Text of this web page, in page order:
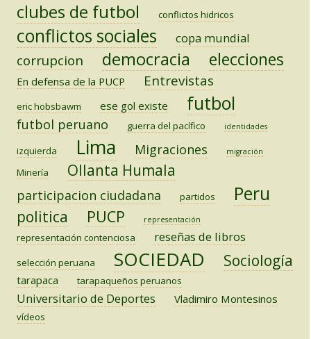
clubes de futbol conflictos hidricos
conflictos sociales copa mundial
corrupcion democracia elecciones
En defensa de la PUCP Entrevistas
eric hobsbawm ese gol existe futbol
futbol peruano guerra del pacífico identidades
izquierda Lima Migraciones migración
Minería Ollanta Humala
participacion ciudadana partidos Peru
politica PUCP representación
representación contenciosa reseñas de libros
selección peruana SOCIEDAD Sociología
tarapaca tarapaqueños peruanos
Universitario de Deportes Vladimiro Montesinos
vídeos